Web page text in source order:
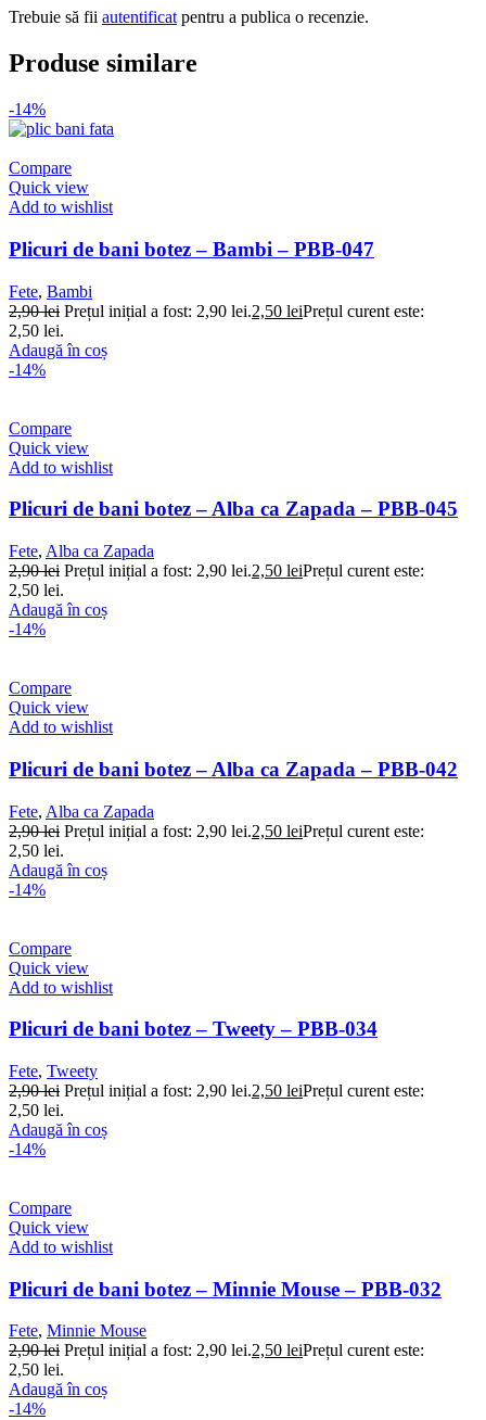
Trebuie să fii autentificatpentru a publica o recenzie.
Produse similare
-14%
Compare
Quick view
Add to wishlist
Plicuri de bani botez – Bambi – PBB-047
Fete, Bambi
2,90lei Prețul inițial a fost: 2,90 lei.2,50 leiPrețul curent este:
2,50 lei.
Adaugă în coș
-14%
Compare
Quick view
Add to wishlist
Plicuri de bani botez – Alba ca Zapada – PBB-045
Fete, Alba ca Zapada
2,90lei Prețul inițial a fost: 2,90 lei.2,50 leiPrețul curent este:
2,50 lei.
Adaugă în coș
-14%
Compare
Quick view
Add to wishlist
Plicuri de bani botez – Alba ca Zapada – PBB-042
Fete, Alba ca Zapada
2,90lei Prețul inițial a fost: 2,90 lei.2,50 leiPrețul curent este:
2,50 lei.
Adaugă în coș
-14%
Compare
Quick view
Add to wishlist
Plicuri de bani botez – Tweety – PBB-034
Fete, Tweety
2,90lei Prețul inițial a fost: 2,90 lei.2,50 leiPrețul curent este:
2,50 lei.
Adaugă în coș
-14%
Compare
Quick view
Add to wishlist
Plicuri de bani botez – Minnie Mouse – PBB-032
Fete, Minnie Mouse
2,90lei Prețul inițial a fost: 2,90 lei.2,50 leiPrețul curent este:
2,50 lei.
Adaugă în coș
-14%